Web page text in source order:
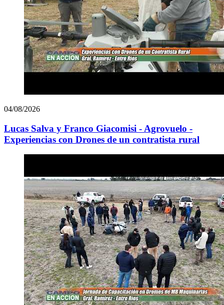
04/08/2026
Lucas Salva y Franco Giacomisi - Agrovuelo -
Experiencias con Drones de un contratista rural